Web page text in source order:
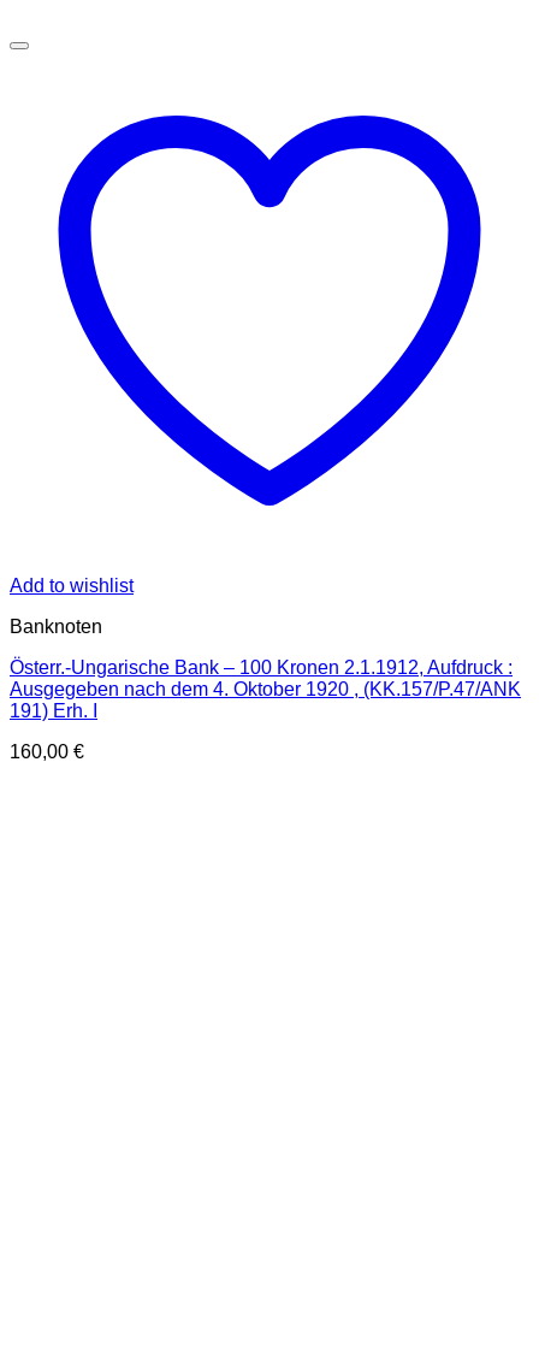
Add to wishlist
Banknoten
Österr.-Ungarische Bank – 100 Kronen 2.1.1912, Aufdruck :
Ausgegeben nach dem 4. Oktober 1920 , (KK.157/P.47/ANK
191) Erh. I
160,00 €